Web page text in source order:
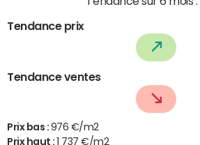
Tendance prix
Tendance ventes
Prix bas : 976 €/m2
Prix haut :
1 737 €/m2